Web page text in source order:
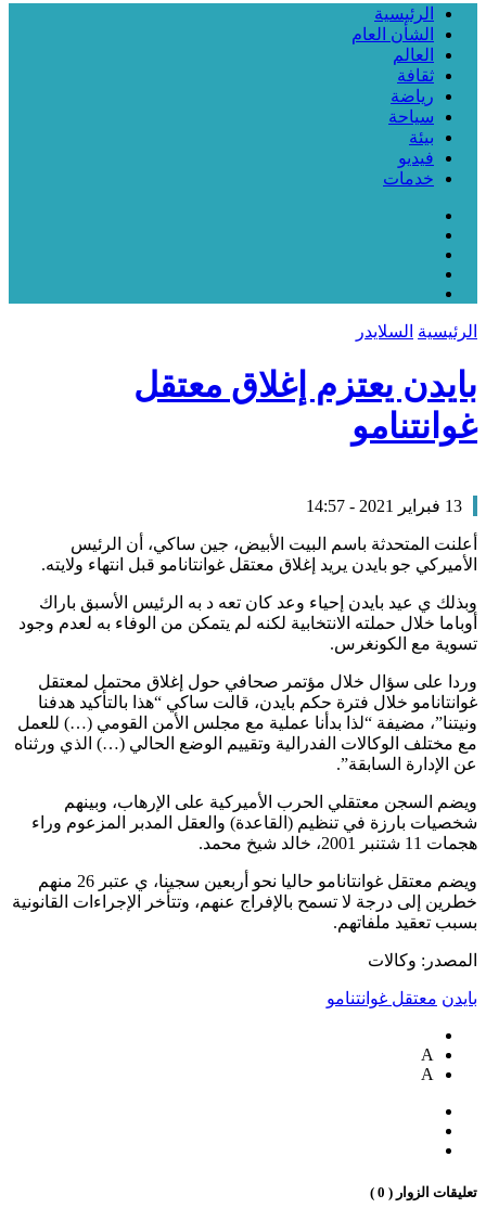
الرئيسية
الشأن العام
العالم
ثقافة
رياضة
سياحة
بيئة
فيديو
خدمات
الرئيسية السلايدر
بايدن يعتزم إغلاق معتقل
غوانتنامو
13 فبراير 2021 - 14:57
أعلنت المتحدثة باسم البيت الأبيض، جين ساكي، أن الرئيس
الأميركي جو بايدن يريد إغلاق معتقل غوانتانامو قبل انتهاء ولايته.
وبذلك ي عيد بايدن إحياء وعد كان تعه د به الرئيس الأسبق باراك
أوباما خلال حملته الانتخابية لكنه لم يتمكن من الوفاء به لعدم وجود
تسوية مع الكونغرس.
وردا على سؤال خلال مؤتمر صحافي حول إغلاق محتمل لمعتقل
غوانتانامو خلال فترة حكم بايدن، قالت ساكي “هذا بالتأكيد هدفنا
ونيتنا”، مضيفة “لذا بدأنا عملية مع مجلس الأمن القومي (…) للعمل
مع مختلف الوكالات الفدرالية وتقييم الوضع الحالي (…) الذي ورثناه
عن الإدارة السابقة”.
ويضم السجن معتقلي الحرب الأميركية على الإرهاب، وبينهم
شخصيات بارزة في تنظيم (القاعدة) والعقل المدبر المزعوم وراء
هجمات 11 شتنبر 2001، خالد شيخ محمد.
ويضم معتقل غوانتانامو حاليا نحو أربعين سجينا، ي عتبر 26 منهم
خطرين إلى درجة لا تسمح بالإفراج عنهم، وتتأخر الإجراءات القانونية
بسبب تعقيد ملفاتهم.
المصدر: وكالات
بايدن معتقل غوانتنامو
A
A
تعليقات الزوار ( 0 )